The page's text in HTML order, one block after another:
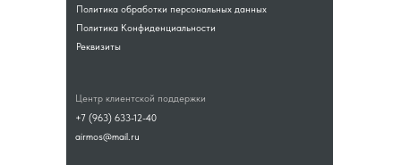
Политика обработки персональных данных
Политика Конфиденциальности
Реквизиты
Центр клиентской поддержки
+7 (963) 633-12-40
airmos@mail.ru